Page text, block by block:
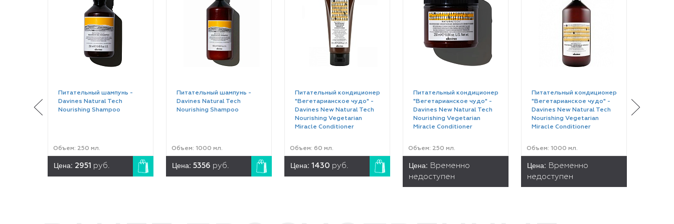
Питательный шампунь -
Davines Natural Tech
Nourishing Shampoo
Объем: 250 мл.
Цена: 2951 руб.
Питательный шампунь -
Davines Natural Tech
Nourishing Shampoo
Объем: 1000 мл.
Цена: 5356 руб.
Питательный кондиционер
"Вегетарианское чудо" -
Davines New Natural Tech
Nourishing Vegetarian
Miracle Conditioner
Объем: 60 мл.
Цена: 1430 руб.
Питательный кондиционер
"Вегетарианское чудо" -
Davines New Natural Tech
Nourishing Vegetarian
Miracle Conditioner
Объем: 250 мл.
Цена: Временно
недоступен
Питательный кондиционер
"Вегетарианское чудо" -
Davines New Natural Tech
Nourishing Vegetarian
Miracle Conditioner
Объем: 1000 мл.
Цена: Временно
недоступен